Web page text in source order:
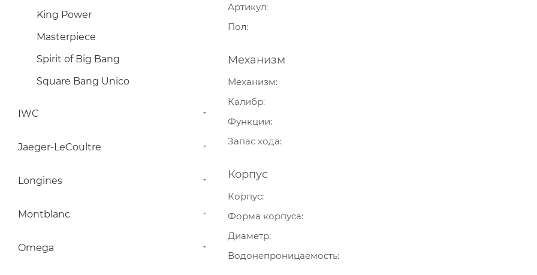
Артикул
Пол
Механизм
Механизм
Калибр
Функции
Запас хода
Корпус
Корпус
Форма корпуса
Диаметр
Водонепроницаемость
King Power
Masterpiece
Spirit of Big Bang
Square Bang Unico
IWC
Jaeger-LeCoultre
Longines
Montblanc
Omega